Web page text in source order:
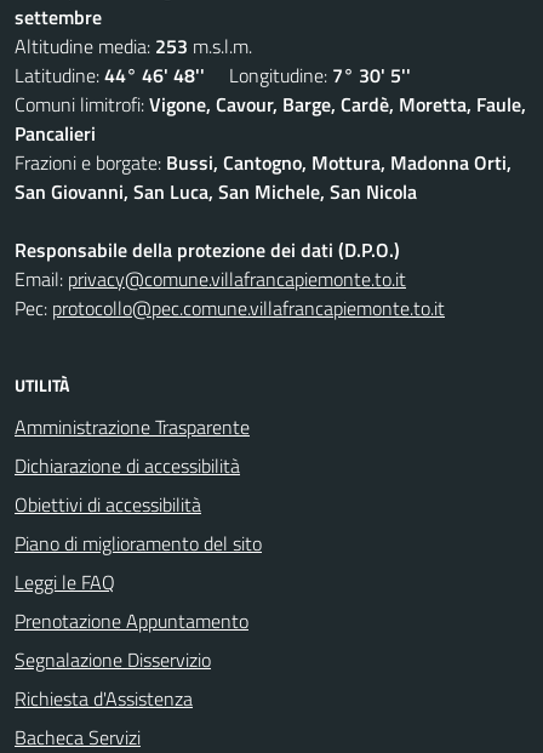
settembre
Altitudine media: 253 m.s.l.m.
Latitudine:44° 46' 48'' Longitudine: 7° 30' 5''
Comuni limitrofi:Vigone, Cavour, Barge, Cardè, Moretta, Faule,
Pancalieri
Frazioni e borgate: Bussi, Cantogno, Mottura, Madonna Orti,
San Giovanni, San Luca, San Michele, San Nicola
Responsabile della protezione dei dati (D.P.O.)
Email: privacy@comune.villafrancapiemonte.to.it
Pec: protocollo@pec.comune.villafrancapiemonte.to.it
UTILITÀ
Amministrazione Trasparente
Dichiarazione di accessibilità
Obiettivi di accessibilità
Piano di miglioramento del sito
Leggi le FAQ
Prenotazione Appuntamento
Segnalazione Disservizio
Richiesta d'Assistenza
Bacheca Servizi